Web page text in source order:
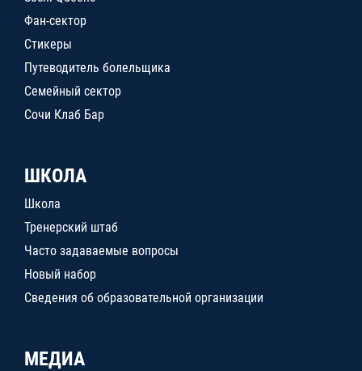
Фан-сектор
Стикеры
Путеводитель болельщика
Семейный сектор
Сочи Клаб Бар
ШКОЛА
Школа
Тренерский штаб
Часто задаваемые вопросы
Новый набор
Сведения об образовательной организации
МЕДИА